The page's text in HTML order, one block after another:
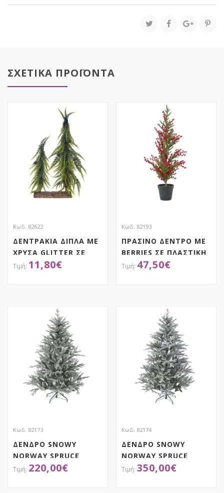
ΘΕΡΜΟ
ΛΕΥΚΟ
ΣΧΕΤΙΚΑ ΠΡΟΪΟΝΤΑ
Κωδ. 82622
ΔΕΝΤΡΑΚΙΑ ΔΙΠΛΑ ΜΕ
ΧΡΥΣΑ GLITTER ΣΕ
ΞΥΛΙΝΗ ΒΑΣΗ
11,80€
Κωδ. 82193
ΠΡΑΣΙΝΟ ΔΕΝΤΡΟ ΜΕ
BERRIES ΣΕ ΠΛΑΣΤΙΚΗ
ΓΛΑΣΤΡΑ 120ΕΚ
47,50€
Κωδ. 82173
ΔΕΝΔΡΟ SNOWY
NORWAY SPRUCE
180EK220,00€
Κωδ. 82174
ΔΕΝΔΡΟ SNOWY
NORWAY SPRUCE
210EK350,00€